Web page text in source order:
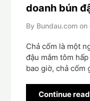
doanh bún
By Bundau.com on
Chả cốm là một
đậu mắm tôm
bao giờ, chả cốm
Continue